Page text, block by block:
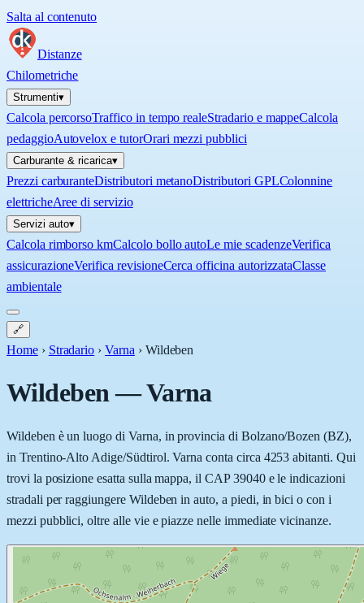
Salta al contenuto
Distanze
Chilometriche
Strumenti▾
Calcola percorsoTraffico in tempo realeStradario e mappeCalcola
pedaggioAutovelox e tutorOrari mezzi pubblici
Carburante & ricarica▾
Prezzi carburanteDistributori metanoDistributori GPLColonnine
elettricheAree di servizio
Servizi auto▾
Calcola rimborso kmCalcolo bollo autoLe mie scadenzeVerifica
assicurazioneVerifica revisioneCerca officina autorizzataClasse
ambientale
🔗
Home › Stradario › Varna › Wildeben
Wildeben—Varna
Wildeben è un luogo di Varna, in provincia di Bolzano/Bozen (BZ),
in Trentino-Alto Adige/Südtirol. Varna conta circa 4253 abitanti. Qui
trovi la posizione esatta sulla mappa, il CAP 39040 e le indicazioni
stradali per raggiungere Wildeben in auto, a piedi, in bici o con i
mezzi pubblici, oltre alle vie e piazze nelle immediate vicinanze.